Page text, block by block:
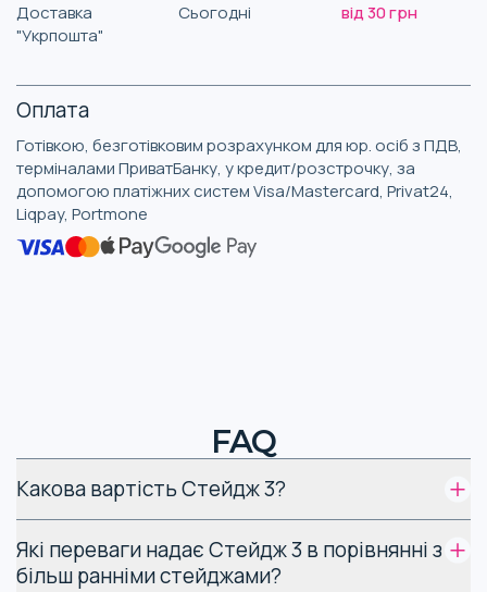
Доставка
"Укрпошта"
Сьогодні від 30 грн
Оплата
Готівкою, безготівковим розрахунком для юр. осіб з ПДВ,
терміналами ПриватБанку, у кредит/розстрочку, за
допомогою платіжних систем Visa/Mastercard, Privat24,
Liqpay, Portmone
FAQ
Какова вартість Стейдж 3?
Які переваги надає Стейдж 3 в порівнянні з
більш ранніми стейджами?